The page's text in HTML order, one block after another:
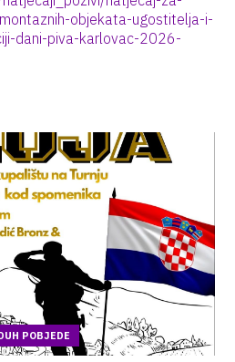
objekata-ugostitelja-i-
dani-piva-karlovac-2026-
POBJEDE